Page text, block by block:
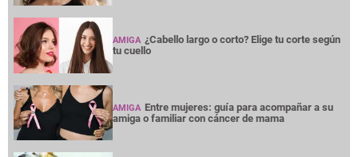
AMIGA ¿Cabello largo o corto? Elige tu corte según
tu cuello
AMIGA Entre mujeres: guía para acompañar a su
amiga o familiar con cáncer de mama